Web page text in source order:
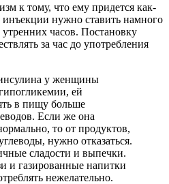
к тому, что ему придется как-
инъекции нужно ставить намного
утренних часов. Постановку
за час до употребления
у женщины
ей
в пищу больше
Если же она
то от продуктов,
нужно отказаться.
сладости и выпечки.
и газированные напитки
нежелательно.